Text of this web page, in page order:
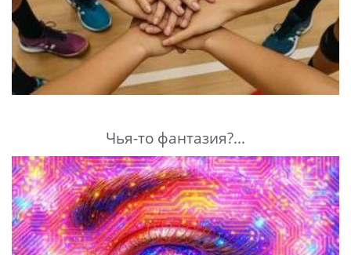
Чья-то фантазия?...